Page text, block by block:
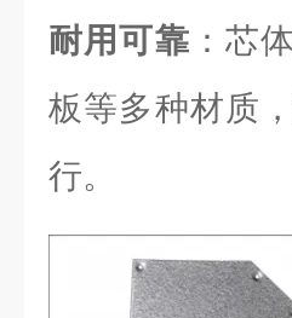
耐用可靠 ：芯
板等多种材质
行。